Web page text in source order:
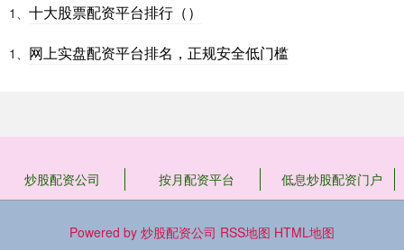
1、 十大股票配资平台排行（）
1、 网上实盘配资平台排名，正规安全低门槛
炒股配资公司 按月配资平台 低息炒股配资门户
Powered by 炒股配资公司 RSS地图 HTML地图